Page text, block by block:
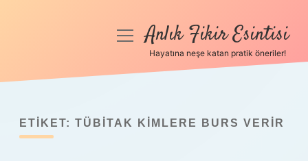
Anasayfa
Yasal Uyarı
menüyüAnlık Fikir Esintisi
Hayatına neşe katan pratik öneriler!
ETIKET: TÜBİTAK KIMLERE BURS VERIR